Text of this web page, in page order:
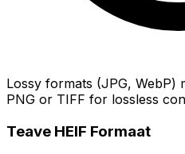
Lossy formats (JPG, WebP)
PNG or TIFF for lossless
Teave HEIF Formaat